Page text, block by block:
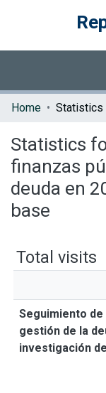
Communities &
Home Statistics
Statistics
finanzas
deuda en
base
Total visits
Seguimiento
gestión de la
investigación